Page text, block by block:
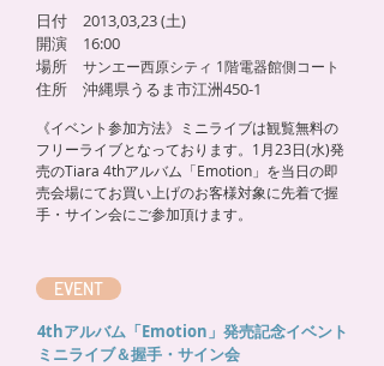
日付 2013,03,23 (土)
開演 16:00
場所 サンエー西原シティ 1階電器館側コート
住所 沖縄県うるま市江洲450-1
《イベント参加方法》ミニライブは観覧無料の
フリーライブとなっております。1月23日(水)発
売のTiara 4thアルバム「Emotion」を当日の即
売会場にてお買い上げのお客様対象に先着で握
手・サイン会にご参加頂けます。
EVENT
4thアルバム「Emotion」発売記念イベント
ミニライブ＆握手・サイン会